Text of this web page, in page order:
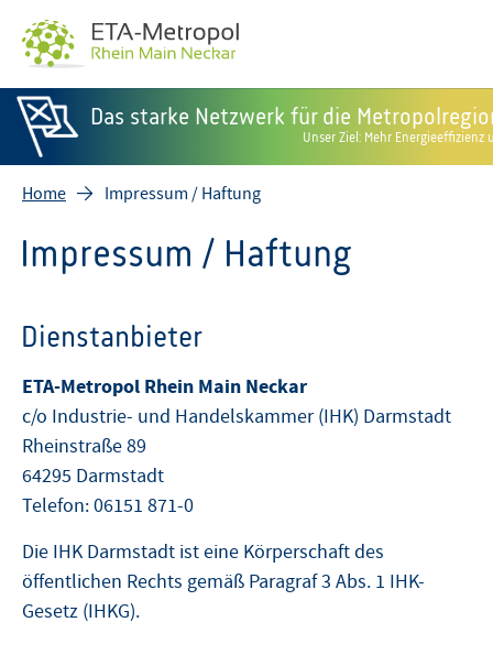
Das starke Netzwerk für die
Unser Ziel: Mehr
Home Impressum / Haftung
Impressum / Haftung
Dienstanbieter
ETA-Metropol Rhein Main Neckar
c/o Industrie- und Handelskammer (IHK) Darmstadt
Rheinstraße 89
64295 Darmstadt
Telefon: 06151 871-0
Die IHK Darmstadt ist eine Körperschaft des
öffentlichen Rechts gemäß Paragraf 3 Abs. 1 IHK-
Gesetz (IHKG).